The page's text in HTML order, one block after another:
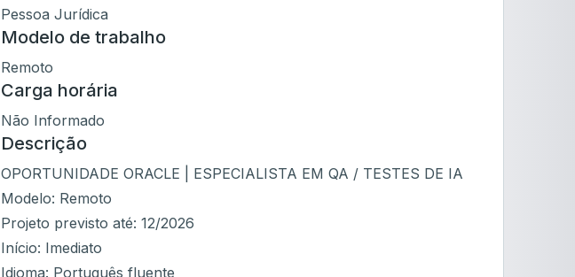
Pessoa Jurídica
Modelo de trabalho
Remoto
Carga horária
Não Informado
Descrição
OPORTUNIDADE ORACLE | ESPECIALISTA EM QA / TESTES DE IA
Modelo: Remoto
Projeto previsto até: 12/2026
Início: Imediato
Idioma: Português fluente